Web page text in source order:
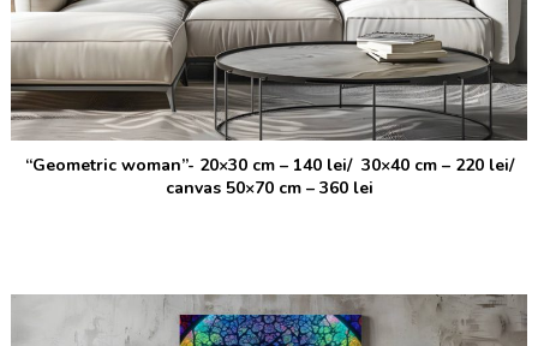
“Geometric woman”- 20×30 cm – 140 lei/ 30×40 cm – 220 lei/
canvas 50×70 cm – 360 lei